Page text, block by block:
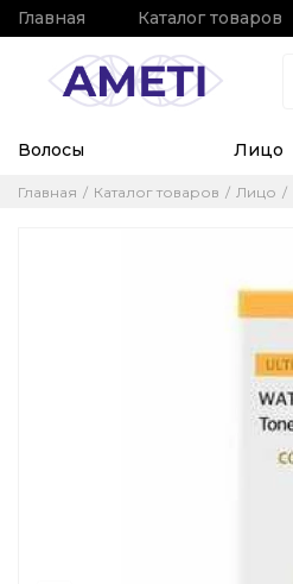
Главная Каталог товаров
Волосы Лицо
Главная Каталог товаров Лицо